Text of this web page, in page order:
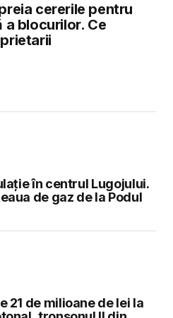
cererile pentru
a blocurilor. Ce
în centrul Lugojului.
de gaz de la Podul
21 de milioane de lei la